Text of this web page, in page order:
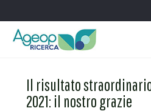
Il risultato straordinario
2021: il nostro grazie